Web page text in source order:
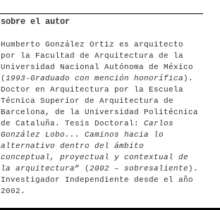
sobre el autor
Humberto González Ortiz es arquitecto
por la Facultad de Arquitectura de la
Universidad Nacional Autónoma de México
(1993-Graduado con mención honorífica ).
Doctor en Arquitectura por la Escuela
Técnica Superior de Arquitectura de
Barcelona, de la Universidad Politécnica
de Cataluña. Tesis Doctoral: Carlos
González Lobo... Caminos hacia lo
alternativo dentro del ámbito
conceptual, proyectual y contextual de
la arquitectura” (2002 – sobresaliente ).
Investigador Independiente desde el año
2002.